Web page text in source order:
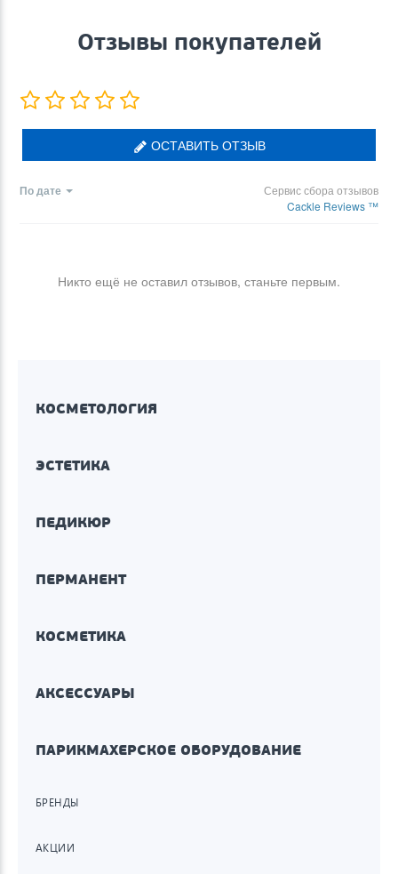
Отзывы покупателей
ОСТАВИТЬ ОТЗЫВ
По дате
Сервис сбора отзывов
Cackle Reviews ™
Никто ещё не оставил отзывов, станьте первым.
КОСМЕТОЛОГИЯ
ЭСТЕТИКА
ПЕДИКЮР
ПЕРМАНЕНТ
КОСМЕТИКА
АКСЕССУАРЫ
ПАРИКМАХЕРСКОЕ ОБОРУДОВАНИЕ
БРЕНДЫ
АКЦИИ